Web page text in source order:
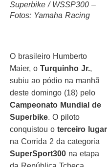
Superbike / WSSP300 –
Fotos: Yamaha Racing
O brasileiro Humberto
Maier, o Turquinho Jr.,
subiu ao pódio na manhã
deste domingo (18) pelo
Campeonato Mundial de
Superbike. O piloto
conquistou o terceiro lugar
na Corrida 2 da categoria
SuperSport300 na etapa